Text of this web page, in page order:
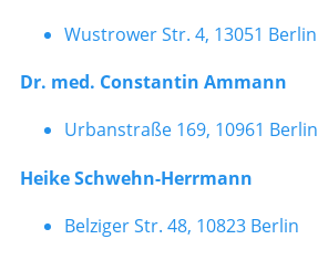
Wustrower Str. 4, 13051 Berlin
Dr. med. Constantin Ammann
Urbanstraße 169, 10961 Berlin
Heike Schwehn-Herrmann
Belziger Str. 48, 10823 Berlin